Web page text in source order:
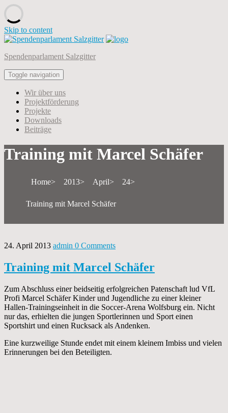
Skip to content
Spendenparlament Salzgitter
Toggle navigation
Wir über uns
Projektförderung
Projekte
Downloads
Beiträge
Training mit Marcel Schäfer
Home 2013 April 24
Training mit Marcel Schäfer
24. April 2013 admin 0 Comments
Training mit Marcel Schäfer
Zum Abschluss einer beidseitig erfolgreichen Patenschaft lud VfL
Profi Marcel Schäfer Kinder und Jugendliche zu einer kleiner
Hallen-Trainingseinheit in die Soccer-Arena Wolfsburg ein. Nicht
nur das, erhielten die jungen Sportlerinnen und Sport einen
Sportshirt und einen Rucksack als Andenken.
Eine kurzweilige Stunde endet mit einem kleinem Imbiss und vielen
Erinnerungen bei den Beteiligten.